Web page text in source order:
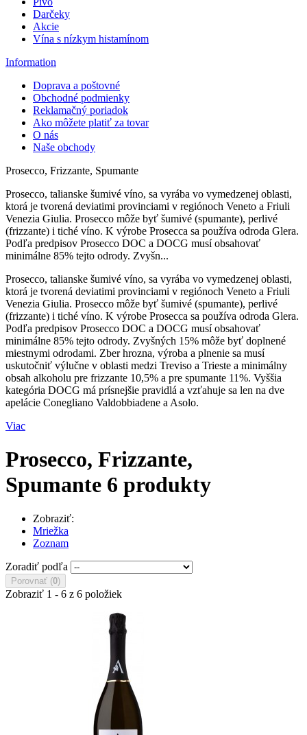
Darčeky
Akcie
Vína s nízkym histamínom
Information
Doprava a poštovné
Obchodné podmienky
Reklamačný poriadok
Ako môžete platiť za tovar
O nás
Naše obchody
Prosecco, Frizzante, Spumante
Prosecco, talianske šumivé víno, sa vyrába vo vymedzenej oblasti,
ktorá je tvorená deviatimi provinciami v regiónoch Veneto a Friuli
Venezia Giulia. Prosecco môže byť šumivé (spumante), perlivé
(frizzante) i tiché víno. K výrobe Prosecca sa používa odroda Glera.
Podľa predpisov Prosecco DOC a DOCG musí obsahovať
minimálne 85% tejto odrody. Zvyšn...
Prosecco, talianske šumivé víno, sa vyrába vo vymedzenej oblasti,
ktorá je tvorená deviatimi provinciami v regiónoch Veneto a Friuli
Venezia Giulia. Prosecco môže byť šumivé (spumante), perlivé
(frizzante) i tiché víno. K výrobe Prosecca sa používa odroda Glera.
Podľa predpisov Prosecco DOC a DOCG musí obsahovať
minimálne 85% tejto odrody. Zvyšných 15% môže byť doplnené
miestnymi odrodami. Zber hrozna, výroba a plnenie sa musí
uskutočniť výlučne v oblasti medzi Treviso a Trieste a minimálny
obsah alkoholu pre frizzante 10,5% a pre spumante 11%. Vyššia
kategória DOCG má prísnejšie pravidlá a vzťahuje sa len na dve
apelácie Conegliano Valdobbiadene a Asolo.
Viac
Prosecco, Frizzante,
Spumante 6 produkty
Zobraziť:
Mriežka
Zoznam
Zoradiť podľa
Porovnať (0)
Zobraziť 1 - 6 z 6 položiek